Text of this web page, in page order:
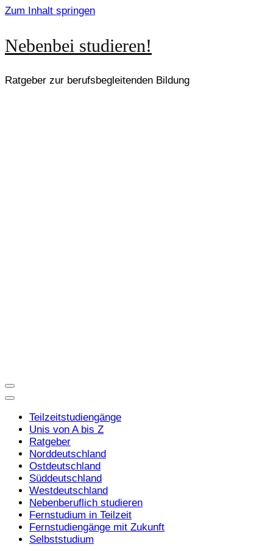
Zum Inhalt springen
Nebenbei studieren!
Ratgeber zur berufsbegleitenden Bildung
Teilzeitstudiengänge
Unis von A bis Z
Ratgeber
Norddeutschland
Ostdeutschland
Süddeutschland
Westdeutschland
Nebenberuflich studieren
Fernstudium in Teilzeit
Fernstudiengänge mit Zukunft
Selbststudium